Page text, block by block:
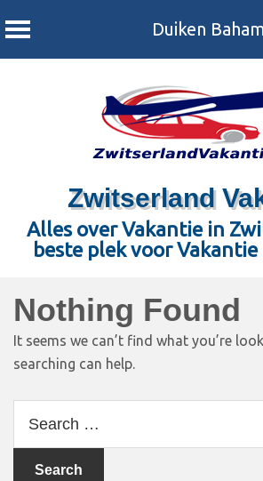
Duiken
Zwitserland
Alles over Vakantie in
beste plek voor
Nothing Found
It seems we can’t find what you’re
searching can help.
for: